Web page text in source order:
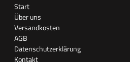
Start
Über uns
Versandkosten
AGB
Datenschutzerklärung
Kontakt